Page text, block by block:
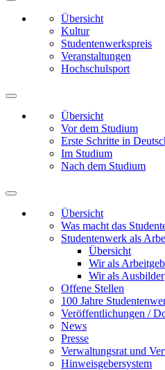
Übersicht
Kultur
Studentenwerkspreis
Veranstaltungen
Hochschulsport
Übersicht
Vor dem Studium
Erste Schritte in
Im Studium
Nach dem Studium
Übersicht
Was macht das
Studentenwerk als
Übersicht
Wir als
Wir als Ausbilder
Offene Stellen
100 Jahre
Veröffentlichungen /
News
Presse
Verwaltungsrat und
Hinweisgebersystem